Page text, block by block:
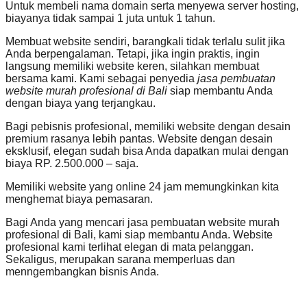
Untuk membeli nama domain serta menyewa server hosting,
biayanya tidak sampai 1 juta untuk 1 tahun.
Membuat website sendiri, barangkali tidak terlalu sulit jika
Anda berpengalaman. Tetapi, jika ingin praktis, ingin
langsung memiliki website keren, silahkan membuat
bersama kami. Kami sebagai penyedia jasa pembuatan
website murah profesional di Bali siap membantu Anda
dengan biaya yang terjangkau.
Bagi pebisnis profesional, memiliki website dengan desain
premium rasanya lebih pantas. Website dengan desain
eksklusif, elegan sudah bisa Anda dapatkan mulai dengan
biaya RP. 2.500.000 – saja.
Memiliki website yang online 24 jam memungkinkan kita
menghemat biaya pemasaran.
Bagi Anda yang mencari jasa pembuatan website murah
profesional di Bali, kami siap membantu Anda. Website
profesional kami terlihat elegan di mata pelanggan.
Sekaligus, merupakan sarana memperluas dan
menngembangkan bisnis Anda.